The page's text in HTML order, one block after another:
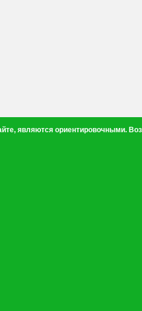
являются ориентировочными.